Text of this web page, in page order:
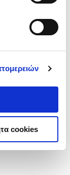
cookies